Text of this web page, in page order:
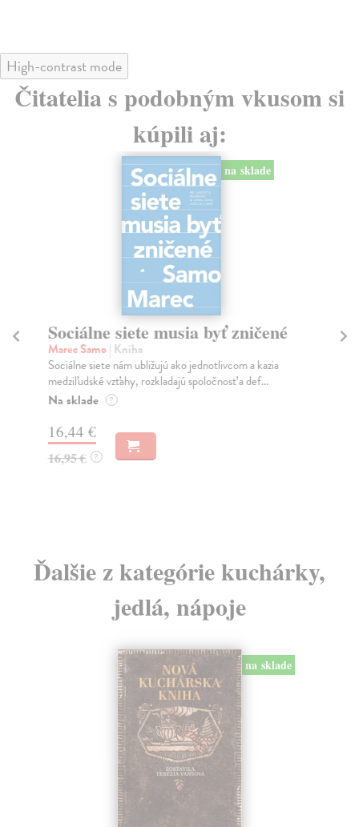
High-contrast mode
Čitatelia s podobným vkusom si
kúpili aj:
na sklade
Sociálne siete musia byť zničené
Marec Samo| Kniha
Sociálne siete nám ubližujú ako jednotlivcom a kazia
medziľudské vzťahy, rozkladajú spoločnosť a def...
Na sklade ?
16,44 €
16,95 € ?
Ďalšie z kategórie kuchárky,
jedlá, nápoje
na sklade